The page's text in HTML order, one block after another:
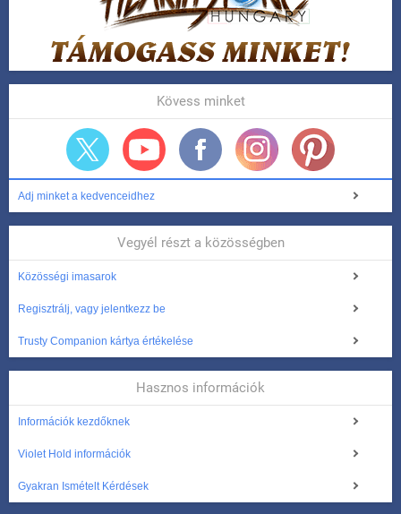
Kövess minket
Adj minket a kedvenceidhez
Vegyél részt a közösségben
Közösségi imasarok
Regisztrálj, vagy jelentkezz be
Trusty Companion kártya értékelése
Hasznos információk
Információk kezdőknek
Violet Hold információk
Gyakran Ismételt Kérdések